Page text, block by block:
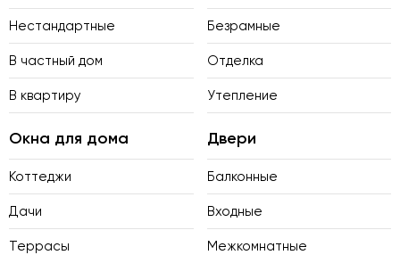
Нестандартные
В частный дом
В квартиру
Безрамные
Отделка
Утепление
Окна для дома
Коттеджи
Дачи
Террасы
Двери
Балконные
Входные
Межкомнатные